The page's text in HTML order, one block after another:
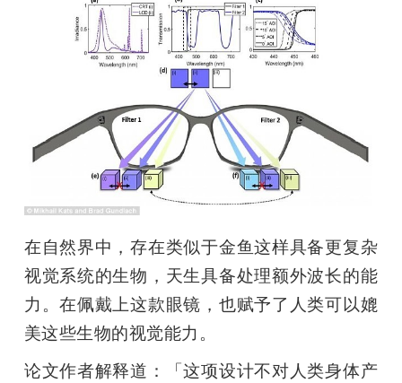
在自然界中，存在类似于金鱼这样具备更复杂
视觉系统的生物，天生具备处理额外波长的能
力。在佩戴上这款眼镜，也赋予了人类可以媲
美这些生物的视觉能力。
论文作者解释道：「这项设计不对人类身体产